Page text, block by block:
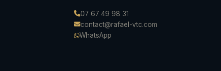
07 67 49 98 31
contact@rafael-vtc.com
WhatsApp